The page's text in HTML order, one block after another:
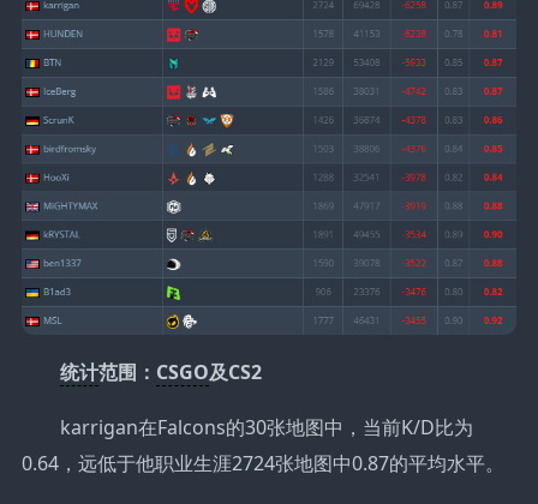
统计范围： CSGO及CS2
karrigan在Falcons的30张地图中，当前K/D比为
0.64，远低于他职业生涯2724张地图中0.87的平均水平。